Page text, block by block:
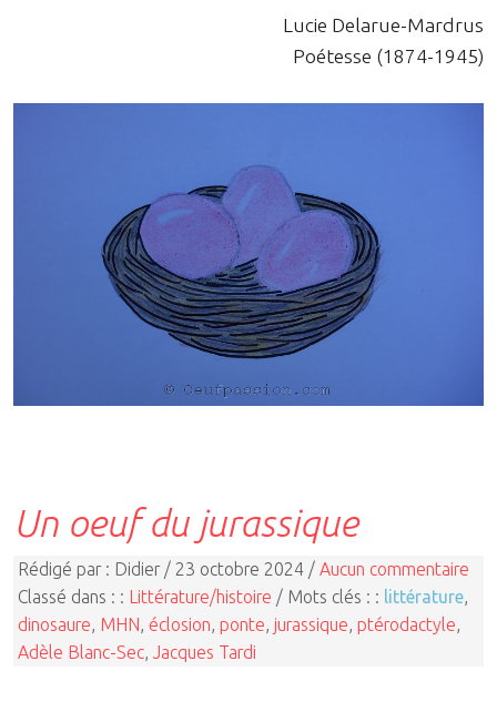
Lucie Delarue-Mardrus
Poétesse (1874-1945)
Un oeuf du jurassique
Rédigé par : Didier / 23 octobre 2024 / Aucun commentaire
Classé dans : : Littérature/histoire / Mots clés : : littérature,
dinosaure, MHN, éclosion, ponte, jurassique, ptérodactyle,
Adèle Blanc-Sec, Jacques Tardi